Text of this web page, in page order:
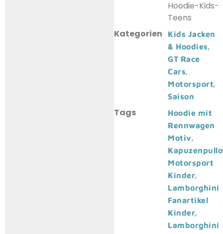
Hoodie-Kids-
Teens
Kategorien
Kids Jacken
& Hoodies,
GT Race
Cars,
Motorsport,
Saison
Tags
Hoodie mit
Rennwagen
Motiv,
Motorsport
Kinder,
Lamborghini
Fanartikel
Kinder,
Lamborghini